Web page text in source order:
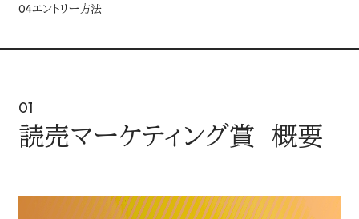
企画・イベント
新聞
04エントリー方法
01
読売マーケティング賞 概要